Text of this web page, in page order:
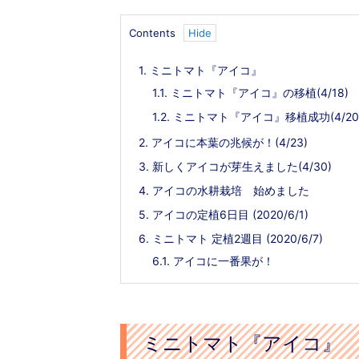
Contents
1. ミニトマト『アイコ』
1.1. ミニトマト『アイコ』の移植(4/18)
1.2. ミニトマト『アイコ』移植成功(4/
2. アイコに本葉の兆候が！(4/23)
3. 新しくアイコが芽生えました(4/30)
4. アイコの水耕栽培 始めました
5. アイコの定植6日目 (2020/6/1)
6. ミニトマト 定植2週目 (2020/6/7)
6.1. アイコに一番果が！
ミニトマト『アイコ』